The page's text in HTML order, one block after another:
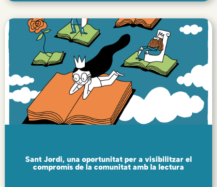
Sant Jordi, una oportunitat per a visibilitzar el
compromís de la comunitat amb la lectura